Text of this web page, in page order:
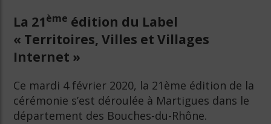
La 21ème édition du Label
« Territoires, Villes et Villages
Internet »
Ce mardi 4 février 2020, la 21ème édition de la
cérémonie s’est déroulée à Martigues dans le
département des Bouches-du-Rhône.